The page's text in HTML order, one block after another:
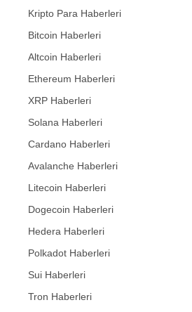
Kripto Para Haberleri
Bitcoin Haberleri
Altcoin Haberleri
Ethereum Haberleri
XRP Haberleri
Solana Haberleri
Cardano Haberleri
Avalanche Haberleri
Litecoin Haberleri
Dogecoin Haberleri
Hedera Haberleri
Polkadot Haberleri
Sui Haberleri
Tron Haberleri